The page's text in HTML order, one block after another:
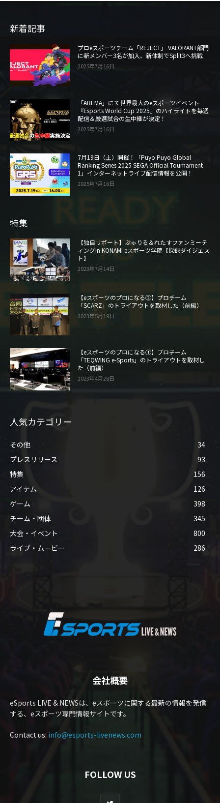
新着記事
プロeスポーツチーム「REJECT」 VALORANT部門
に新メンバー3名が加入、新体制でSplit3へ挑戦
2025年7月16日
「ABEMA」にて世界最大のeスポーツイベント
『Esports World Cup 2025』のハイライトを毎週
配信＆厳選試合の生中継が決定！
2025年7月16日
7月19日（土）開催！「Puyo Puyo Global
Ranking Series 2025 SEGA Official Tournament
1」インターネットライブ配信情報を公開！
2025年7月16日
特集
【独自リポート】ぶゅりる＆れたすファンミーテ
ィングin KONAMI eスポーツ学院【採録ダイジェス
ト】
2023年7月14日
【eスポーツのプロになる②】プロチーム
「SCARZ」のトライアウトを取材した（前編）
2023年5月19日
【eスポーツのプロになる①】プロチーム
「TEQWING e-Sports」のトライアウトを取材し
た（前編）
2023年4月28日
人気カテゴリー
その他
34
プレスリリース
93
特集
156
アイテム
126
ゲーム
398
チーム・団体
345
大会・イベント
800
ライブ・ムービー
286
会社概要
eSports LIVE & NEWSは、eスポーツに関する最新の情報を発信
する、eスポーツ専門情報サイトです。
Contact us: info@esports-livenews.com
FOLLOW US